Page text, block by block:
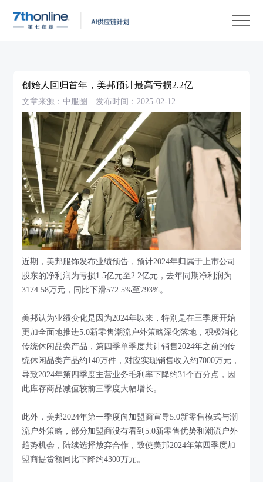
创始人回归首年，美邦预计最高亏损2.2亿
文章来源：中服圈 发布时间：2025-02-12
近期，美邦服饰发布业绩预告，预计2024年归属于上市公司
股东的净利润为亏损1.5亿元至2.2亿元，去年同期净利润为
3174.58万元，同比下滑572.5%至793%。
美邦认为业绩变化是因为2024年以来，特别是在三季度开始
更加全面地推进5.0新零售潮流户外策略深化落地，积极消化
传统休闲品类产品，第四季单季度共计销售2024年之前的传
统休闲品类产品约140万件，对应实现销售收入约7000万元，
导致2024年第四季度主营业务毛利率下降约31个百分点，因
此库存商品减值较前三季度大幅增长。
此外，美邦2024年第一季度向加盟商宣导5.0新零售模式与潮
流户外策略，部分加盟商没有看到5.0新零售优势和潮流户外
趋势机会，陆续选择放弃合作，致使美邦2024年第四季度加
盟商提货额同比下降约4300万元。